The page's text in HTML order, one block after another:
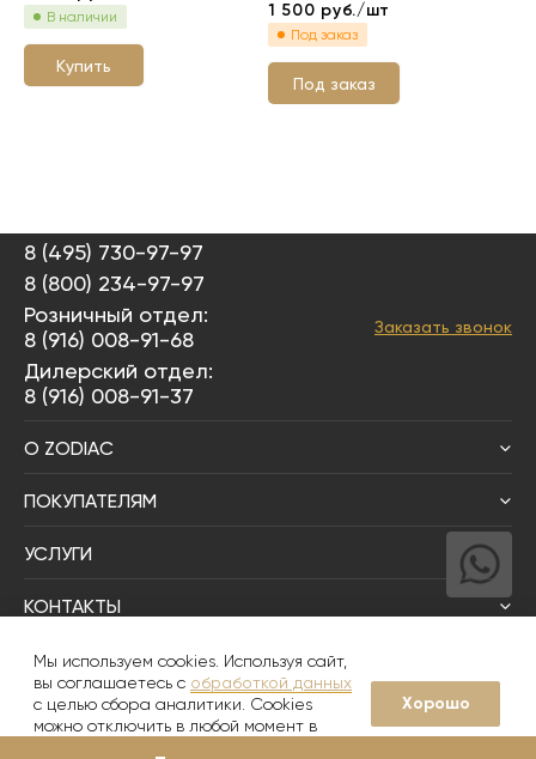
В наличии
Купить
1 500 руб./шт
Под заказ
Под заказ
8 (495) 730-97-97
8 (800) 234-97-97
Розничный отдел:
8 (916) 008-91-68
Дилерский отдел:
8 (916) 008-91-37
Заказать звонок
О ZODIAC
ПОКУПАТЕЛЯМ
УСЛУГИ
КОНТАКТЫ
Написать директору
© 2008-2026 Zodiac Интерьер&Керамика
Мы используем cookies. Используя сайт,
вы соглашаетесь с обработкой данных
с целью сбора аналитики. Cookies
можно отключить в любой момент в
Хорошо